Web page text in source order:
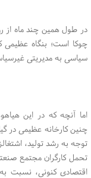
در طول همین چند ماه از
چوکا است؛ بنگاه عظیمی
سیاسی به مدیریتی
اما آنچه که در این
چنین کارخانه عظیمی در
توجه به رشد تولید،
تحمل کارگران مجتمع
اقتصادی کنونی، نسبت